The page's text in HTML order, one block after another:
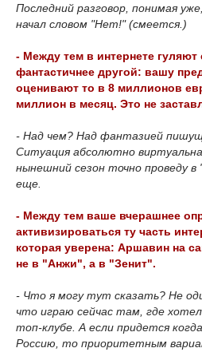
Последний разговор, понимая
начал словом "Нет!" (смеется.)
- Между тем в интернете
фантастичнее другой: вашу
оценивают то в 8 миллионов
миллион в месяц. Это не
- Над чем? Над фантазией
Ситуация абсолютно
нынешний сезон точно проведу в
еще.
- Между тем ваше вчерашнее
активизироваться ту часть
которая уверена: Аршавин на
не в "Анжи", а в "Зенит".
- Что я могу тут сказать? Не
что играю сейчас там, где хотел
топ-клубе. А если придется
Россию, то приоритетным